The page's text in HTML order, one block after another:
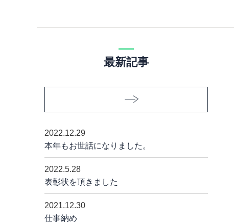
最新記事
2022.12.29
本年もお世話になりました。
2022.5.28
表彰状を頂きました
2021.12.30
仕事納め